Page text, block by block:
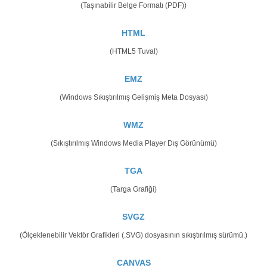
(Taşınabilir Belge Formatı (PDF))
HTML
(HTML5 Tuval)
EMZ
(Windows Sıkıştırılmış Gelişmiş Meta Dosyası)
WMZ
(Sıkıştırılmış Windows Media Player Dış Görünümü)
TGA
(Targa Grafiği)
SVGZ
(Ölçeklenebilir Vektör Grafikleri (.SVG) dosyasının sıkıştırılmış sürümü.)
CANVAS